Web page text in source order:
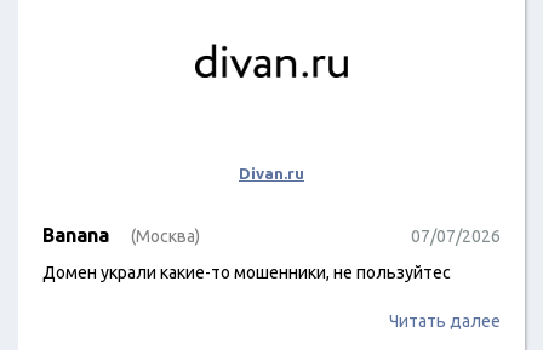
Divan.ru
Banana (Москва)
07/07/2026
Домен украли какие-то мошенники, не пользуйтес
Читать далее